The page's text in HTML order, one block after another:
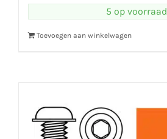
5 op voorraad
Toevoegen aan winkelwagen